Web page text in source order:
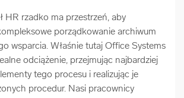
HR rzadko ma przestrzeń, aby
porządkowanie archiwum
wsparcia. Właśnie tutaj Office Systems
odciążenie, przejmując najbardziej
tego procesu i realizując je
procedur. Nasi pracownicy